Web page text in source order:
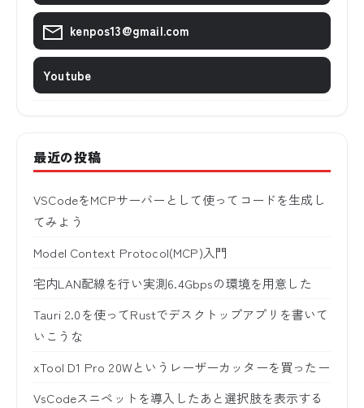
kenpos13@gmail.com
Youtube
最近の投稿
VSCodeをMCPサーバーとして使ってコードを生成し
てみよう
Model Context Protocol(MCP)入門
宅内LAN配線を行い実測6.4Gbpsの環境を用意した
Tauri 2.0を使ってRustでデスクトップアプリを書いて
いこうな
xTool D1 Pro 20Wというレーザーカッターを買ったー
VsCodeスニペットを導入したあと選択肢を表示する